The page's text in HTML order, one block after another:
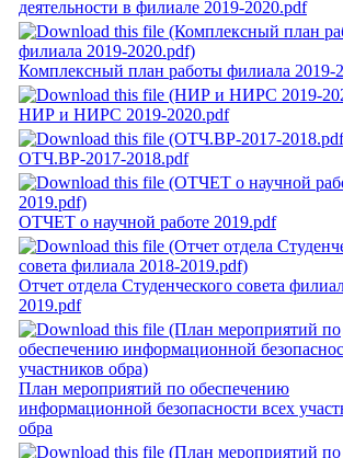
деятельности в филиале 2019-2020.pdf
Комплексный план работы филиала 2019-
НИР и НИРС 2019-2020.pdf
ОТЧ.ВР-2017-2018.pdf
ОТЧЕТ о научной работе 2019.pdf
Отчет отдела Студенческого совета
2019.pdf
План мероприятий по обеспечению
информационной безопасности всех
обра